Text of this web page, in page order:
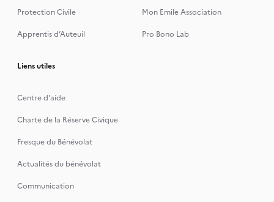
Protection Civile
Mon Emile Association
Apprentis d’Auteuil
Pro Bono Lab
Liens utiles
Centre d'aide
Charte de la Réserve Civique
Fresque du Bénévolat
Actualités du bénévolat
Communication